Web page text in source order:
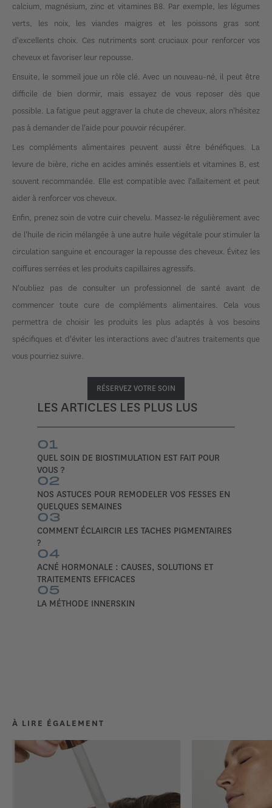
calcium, magnésium, zinc et vitamines B8. Par exemple, les légumes
verts, les noix, les viandes maigres et les poissons gras sont
d'excellents choix. Ces nutriments sont cruciaux pour renforcer vos
cheveux et favoriser leur repousse.
Ensuite, le sommeil joue un rôle clé. Avec un nouveau-né, il peut être
difficile de bien dormir, mais essayez de vous reposer dès que
possible. La fatigue peut aggraver la chute de cheveux, alors n'hésitez
pas à demander de l'aide pour pouvoir récupérer.
Les compléments alimentaires peuvent aussi être bénéfiques. La
levure de bière, riche en acides aminés essentiels et vitamines B, est
souvent recommandée. Elle est compatible avec l'allaitement et peut
aider à renforcer vos cheveux.
Enfin, prenez soin de votre cuir chevelu. Massez-le régulièrement avec
de l'huile de ricin mélangée à une autre huile végétale pour stimuler la
circulation sanguine et encourager la repousse des cheveux. Évitez les
coiffures serrées et les produits capillaires agressifs.
N'oubliez pas de consulter un professionnel de santé avant de
commencer toute cure de compléments alimentaires. Cela vous
permettra de choisir les produits les plus adaptés à vos besoins
spécifiques et d'éviter les interactions avec d'autres traitements que
vous pourriez suivre.
RÉSERVEZ VOTRE SOIN
LES ARTICLES LES PLUS LUS
01
QUEL SOIN DE BIOSTIMULATION EST FAIT POUR
VOUS ?
02
NOS ASTUCES POUR REMODELER VOS FESSES EN
QUELQUES SEMAINES
03
COMMENT ÉCLAIRCIR LES TACHES PIGMENTAIRES
?
04
ACNÉ HORMONALE : CAUSES, SOLUTIONS ET
TRAITEMENTS EFFICACES
05
LA MÉTHODE INNERSKIN
À LIRE ÉGALEMENT